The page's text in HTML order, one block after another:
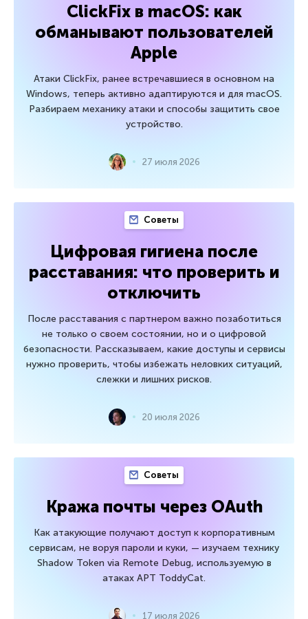
ClickFix в macOS: как
обманывают пользователей
Apple
Атаки ClickFix, ранее встречавшиеся в основном на
Windows, теперь активно адаптируются и для macOS.
Разбираем механику атаки и способы защитить свое
устройство.
27 июля 2026
Советы
Цифровая гигиена после
расставания: что проверить и
отключить
После расставания с партнером важно позаботиться
не только о своем состоянии, но и о цифровой
безопасности. Рассказываем, какие доступы и сервисы
нужно проверить, чтобы избежать неловких ситуаций,
слежки и лишних рисков.
20 июля 2026
Советы
Кража почты через OAuth
Как атакующие получают доступ к корпоративным
сервисам, не воруя пароли и куки, — изучаем технику
Shadow Token via Remote Debug, используемую в
атаках APT ToddyCat.
17 июля 2026